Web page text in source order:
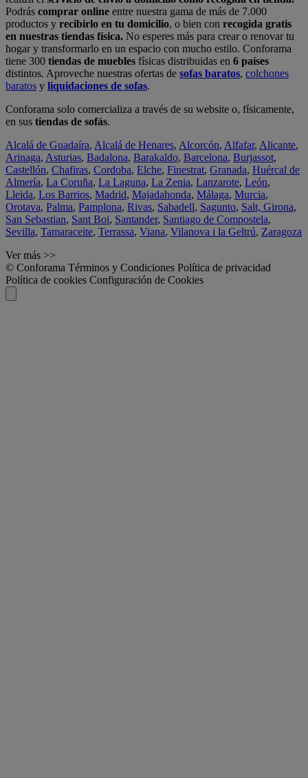
Podrás comprar online entre nuestra gama de más de 7.000
productos y recibirlo en tu domicilio, o bien con recogida gratis
en nuestras tiendas física. No esperes más para crear o renovar tu
hogar y transformarlo en un espacio con mucho estilo. Conforama
tiene 300 tiendas de muebles físicas distribuidas en 6 países
distintos. Aproveche nuestras ofertas de sofas baratos, colchones
baratos y liquidaciones de sofas.
Conforama solo comercializa a través de su website o, físicamente,
en sus tiendas de sofás.
Alcalá de Guadaíra, Alcalá de Henares, Alcorcón, Alfafar, Alicante,
Arinaga, Asturias, Badalona, Barakaldo, Barcelona, Burjassot,
Castellón, Chafiras, Cordoba, Elche, Finestrat, Granada, Huércal de
Almería, La Coruña, La Laguna, La Zenia, Lanzarote, León,
Lleida, Los Barrios, Madrid, Majadahonda, Málaga, Murcia,
Orotava, Palma, Pamplona, Rivas, Sabadell, Sagunto, Salt, Girona,
San Sebastian, Sant Boi, Santander, Santiago de Compostela,
Sevilla, Tamaraceite, Terrassa, Viana, Vilanova i la Geltrú, Zaragoza
Ver más >>
© Conforama Términos y Condiciones Política de privacidad
Política de cookies Configuración de Cookies